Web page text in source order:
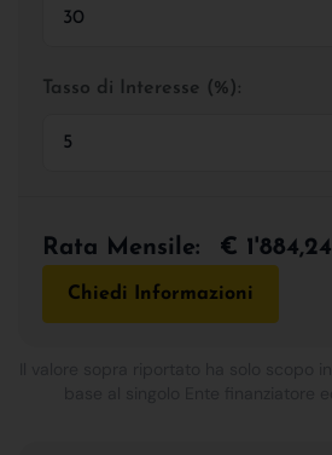
Tasso di Interesse (%):
Rata Mensile: € 1'884,24
Chiedi Informazioni